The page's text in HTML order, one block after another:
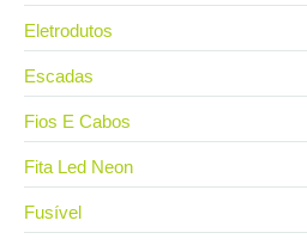
Eletrodutos
Escadas
Fios E Cabos
Fita Led Neon
Fusível